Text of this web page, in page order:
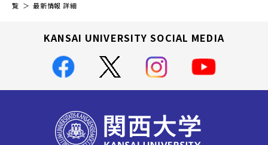
覧
最新情報 詳細
KANSAI UNIVERSITY SOCIAL MEDIA